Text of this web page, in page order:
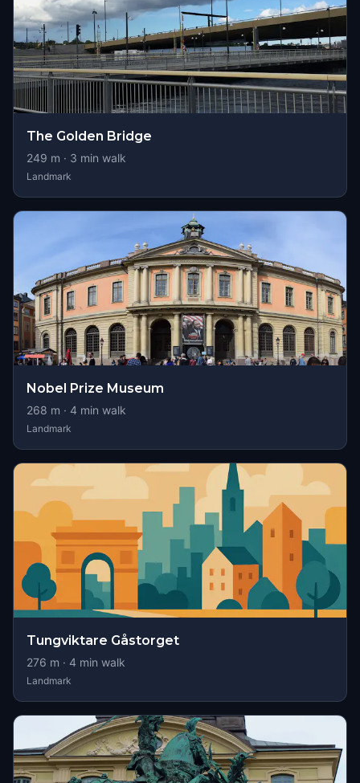
The Golden Bridge
249 m · 3 min walk
Landmark
Nobel Prize Museum
268 m · 4 min walk
Landmark
Tungviktare Gåstorget
276 m · 4 min walk
Landmark